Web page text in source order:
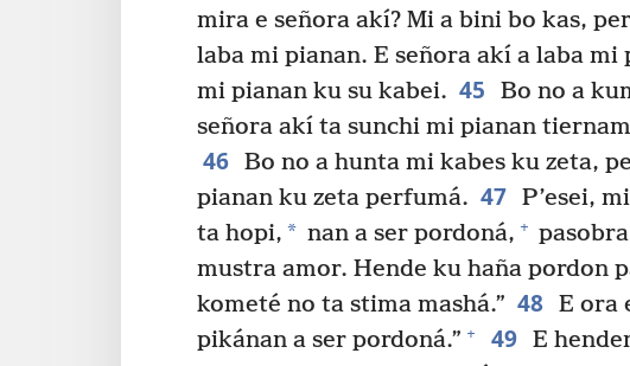
mira e señora akí? Mi a bini bo kas,
laba mi pianan. E señora akí a laba
mi pianan ku su kabei. 45
Bo no a
señora akí ta sunchi mi pianan
46 Bo no a hunta mi kabes ku zeta,
pianan ku zeta perfumá. 47 P’esei,
ta hopi, * nan a ser pordoná, +
mustra amor. Hende ku haña pordon
kometé no ta stima mashá.” 48 E ora
pikánan a ser pordoná.” + 49 E